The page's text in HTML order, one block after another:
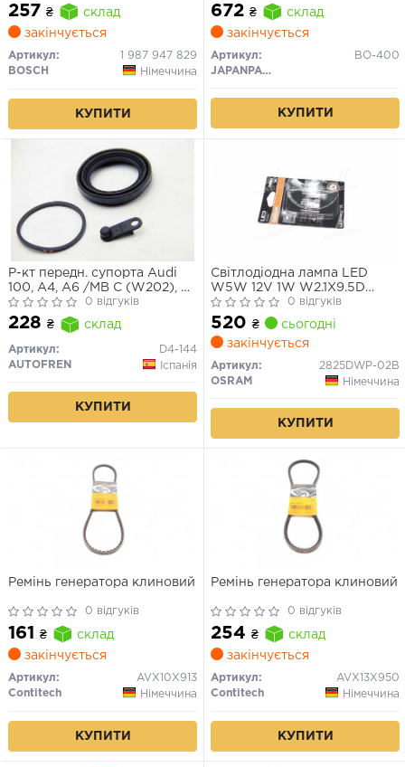
257 ₴
склад
закінчується
Артикул:
1 987 947 829
BOSCH
Німеччина
КУПИТИ
V,Prelude
672 ₴
склад
закінчується
Артикул:
BO-400
JAPANPARTS
КУПИТИ
Р-кт передн. супорта Audi
100, A4, A6 /MB C (W202), E
(W210, S210) /Opel Astra G,
H, Vectra B, Zafira /Peugeot
605 /VW Passat, T4 (Ate
57mm)
0 відгуків
228 ₴ склад
Артикул:
D4-144
AUTOFREN
Іспанія
КУПИТИ
Світлодіодна лампа LED
W5W 12V 1W W2.1X9.5D
LEDriving SL (blister 2шт)
(вир-во OSRAM)
0 відгуків
520 ₴
сьогодні
закінчується
Артикул:
2825DWP-02B
OSRAM
Німеччина
КУПИТИ
Ремінь генератора клиновий
0 відгуків
161 ₴
склад
закінчується
Артикул:
AVX10X913
Contitech
Німеччина
КУПИТИ
Ремінь генератора клиновий
0 відгуків
254 ₴
склад
закінчується
Артикул:
AVX13X950
Contitech
Німеччина
КУПИТИ